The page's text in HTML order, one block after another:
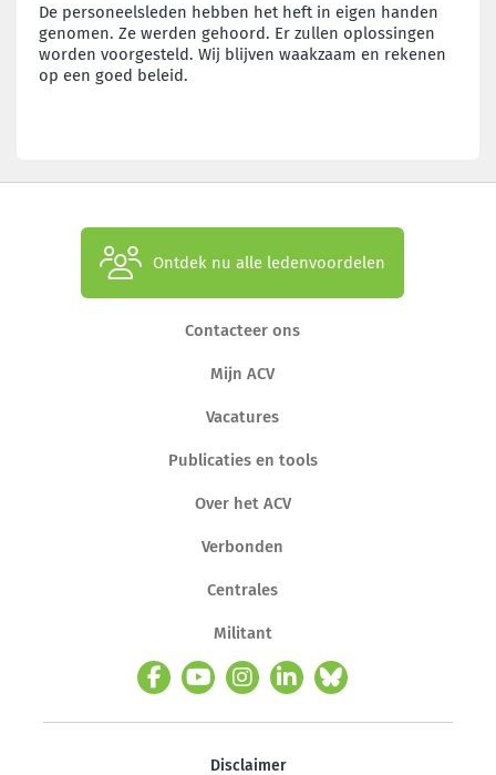
De personeelsleden hebben het heft in eigen handen
genomen. Ze werden gehoord. Er zullen oplossingen
worden voorgesteld. Wij blijven waakzaam en rekenen
op een goed beleid.
Ontdek nu alle ledenvoordelen
Contacteer ons
Mijn ACV
Vacatures
Publicaties en tools
Over het ACV
Verbonden
Centrales
Militant
Disclaimer